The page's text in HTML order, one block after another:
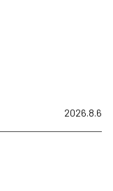
2026.8.6